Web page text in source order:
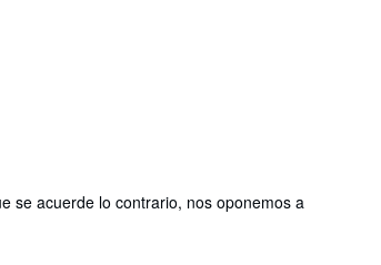
se acuerde lo contrario, nos oponemos a